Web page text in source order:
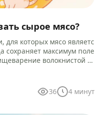
сырое мясо?
которых мясо являетс
сохраняет максимум поле
волокнистой ст
36 4 минут